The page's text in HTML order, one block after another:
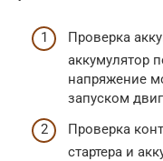
Проверка
аккумулятор
напряжение
запуском
Проверка
стартера и